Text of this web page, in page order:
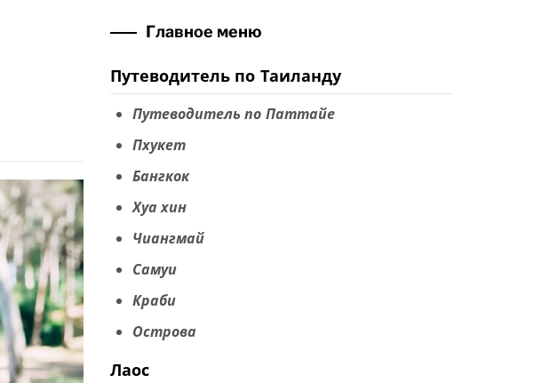
Главное меню
Путеводитель по Таиланду
Путеводитель по Паттайе
Пхукет
Бангкок
Хуа хин
Чиангмай
Самуи
Краби
Острова
Лаос